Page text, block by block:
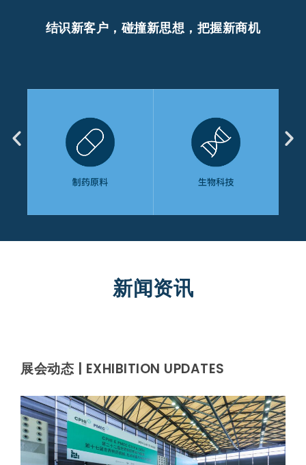
结识新客户，碰撞新思想，把握新商机
新闻资讯
展会动态 | EXHIBITION UPDATES